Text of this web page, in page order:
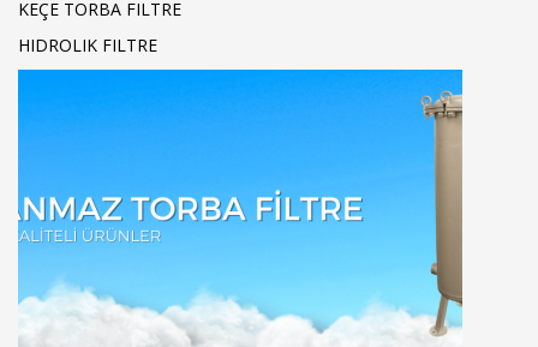
KEÇE TORBA FILTRE
HIDROLIK FILTRE